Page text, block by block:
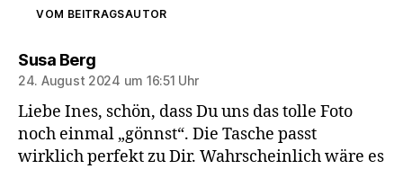
VOM BEITRAGSAUTOR
Susa Bergsagt:
24. August 2024 um 16:51 Uhr
Liebe Ines, schön, dass Du uns das tolle Foto
noch einmal „gönnst“. Die Tasche passt
wirklich perfekt zu Dir. Wahrscheinlich wäre es